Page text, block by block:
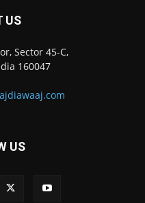
US
Sector 45-C,
160047
US